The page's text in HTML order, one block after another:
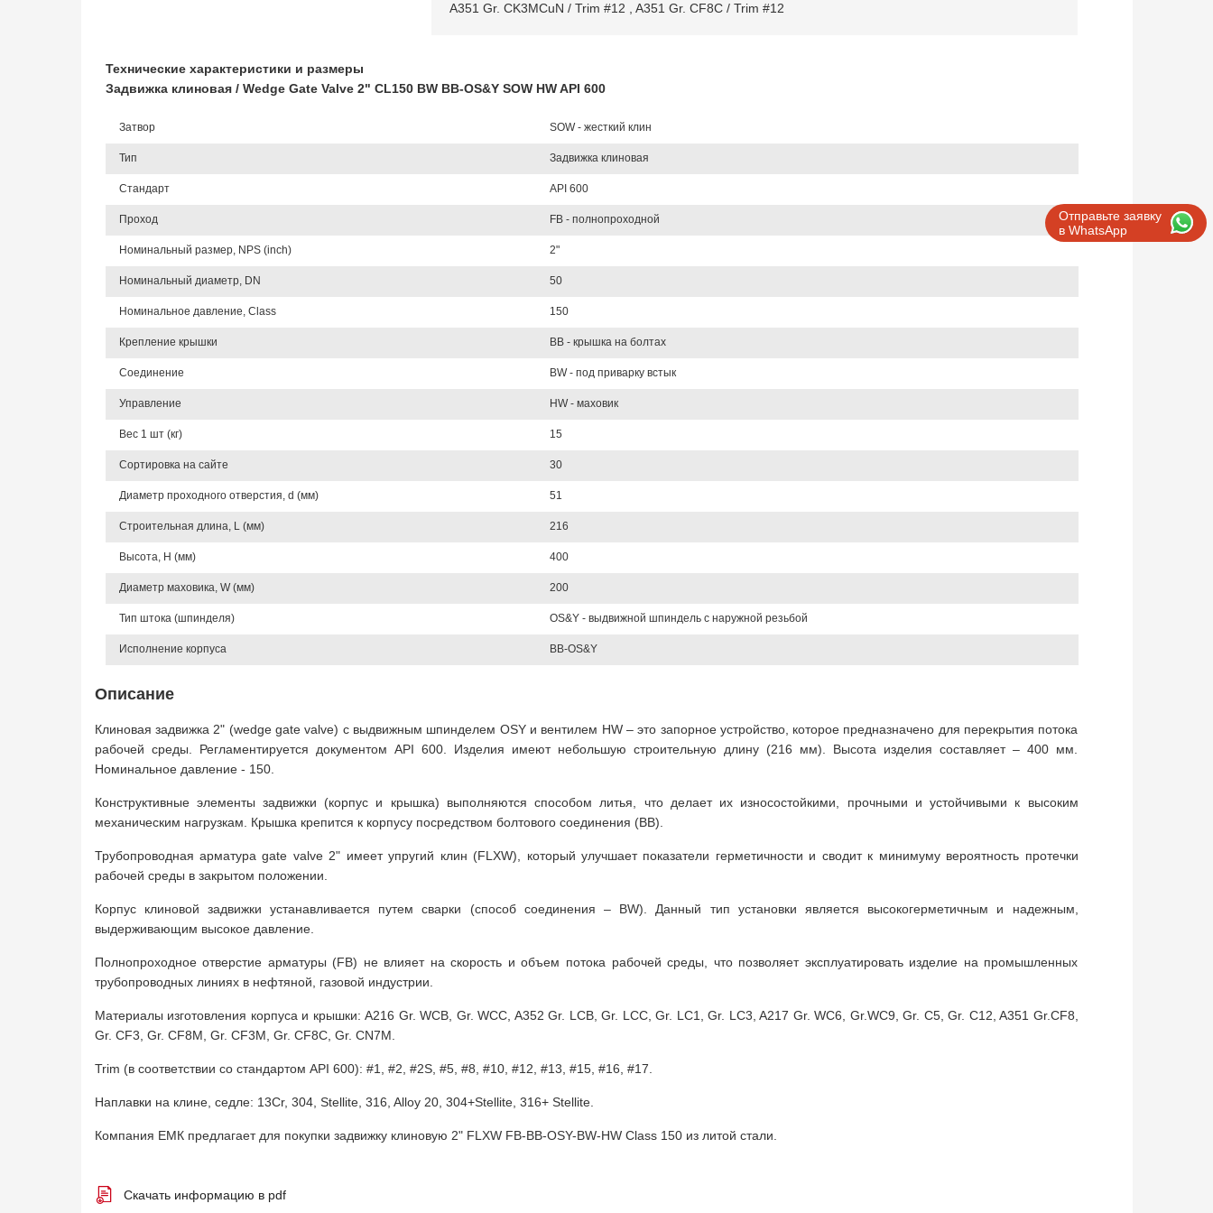
Отправьте заявку
в WhatsApp
A351 Gr. CK3MCuN / Trim #12
A351 Gr. CF8C / Trim #12
Технические характеристики и размеры
Задвижка клиновая / Wedge Gate Valve 2" CL150 BW BB-OS&Y SOW HW API 600
Затвор SOW - жесткий клин
Тип Задвижка клиновая
Стандарт API 600
Проход FB - полнопроходной
Номинальный размер, NPS (inch) 2"
Номинальный диаметр, DN 50
Номинальное давление, Class 150
Крепление крышки BB - крышка на болтах
Соединение BW - под приварку встык
Управление HW - маховик
Вес 1 шт (кг) 15
Сортировка на сайте 30
Диаметр проходного отверстия, d (мм) 51
Строительная длина, L (мм) 216
Высота, Н (мм) 400
Диаметр маховика, W (мм) 200
Тип штока (шпинделя) OS&Y - выдвижной шпиндель с наружной резьбой
Исполнение корпуса BB-OS&Y
Описание
Клиновая задвижка 2" (wedge gate valve) с выдвижным шпинделем OSY и вентилем HW – это запорное устройство, которое предназначено для перекрытия потока
рабочей среды. Регламентируется документом API 600. Изделия имеют небольшую строительную длину (216 мм). Высота изделия составляет – 400 мм.
Номинальное давление - 150.
Конструктивные элементы задвижки (корпус и крышка) выполняются способом литья, что делает их износостойкими, прочными и устойчивыми к высоким
механическим нагрузкам. Крышка крепится к корпусу посредством болтового соединения (BB).
Трубопроводная арматура gate valve 2" имеет упругий клин (FLXW), который улучшает показатели герметичности и сводит к минимуму вероятность протечки
рабочей среды в закрытом положении.
Корпус клиновой задвижки устанавливается путем сварки (способ соединения – BW). Данный тип установки является высокогерметичным и надежным,
выдерживающим высокое давление.
Полнопроходное отверстие арматуры (FB) не влияет на скорость и объем потока рабочей среды, что позволяет эксплуатировать изделие на промышленных
трубопроводных линиях в нефтяной, газовой индустрии.
Материалы изготовления корпуса и крышки: A216 Gr. WCB, Gr. WCC, A352 Gr. LCB, Gr. LCC, Gr. LC1, Gr. LC3, A217 Gr. WC6, Gr.WC9, Gr. C5, Gr. C12, A351 Gr.CF8,
Gr. CF3, Gr. CF8M, Gr. CF3M, Gr. CF8C, Gr. CN7M.
Trim (в соответствии со стандартом API 600): #1, #2, #2S, #5, #8, #10, #12, #13, #15, #16, #17.
Наплавки на клине, седле: 13Cr, 304, Stellite, 316, Alloy 20, 304+Stellite, 316+ Stellite.
Компания ЕМК предлагает для покупки задвижку клиновую 2" FLXW FB-BB-OSY-BW-HW Class 150 из литой стали.
Скачать информацию в pdf